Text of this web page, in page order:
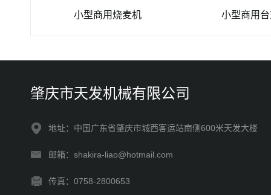
小型商用烧麦机 小型商用台式
肇庆市天发机械有限公司
地址：中国广东省肇庆市城西客运站南侧600米天发大楼
邮箱：shakira-liao@hotmail.com
传真：0758-2800653